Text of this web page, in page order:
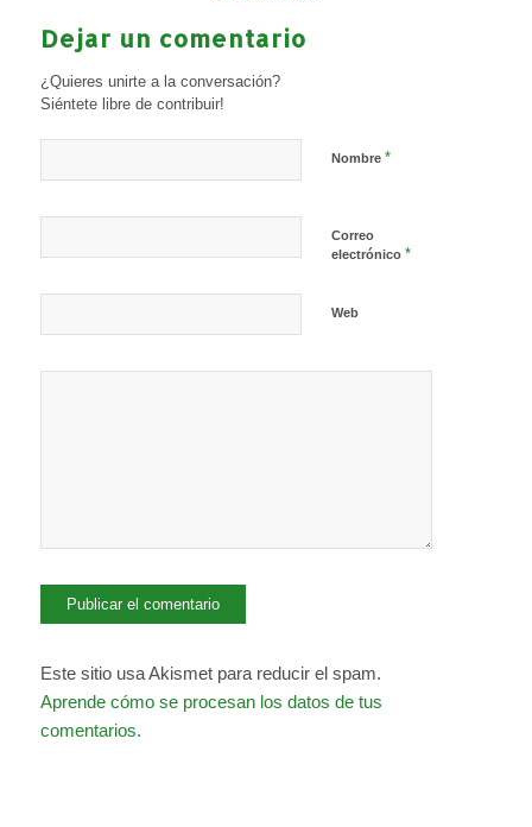
Dejar un comentario
¿Quieres unirte a la conversación?
Siéntete libre de contribuir!
Nombre *
Correo
electrónico *
Web
Este sitio usa Akismet para reducir el spam.
Aprende cómo se procesan los datos de tus
comentarios.